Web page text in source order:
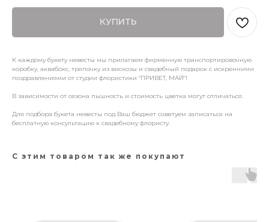
КУПИТЬ
К каждому букету невесты мы прилагаем фирменную транспортировочную
коробку, аквабокс, тряпочку из вискозы и свадебный подарок с искренними
поздравлениями от студии флористики "ПРИВЕТ, МАЙ"!
В зависимости от сезона пышность и стоимость цветка могут отличаться.
Для подбора букета невесты под Ваш бюджет советуем записаться на
бесплатную консультацию к свадебному флористу.
С этим товаром так же покупают